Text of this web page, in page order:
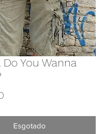
Do You Wanna
Esgotado